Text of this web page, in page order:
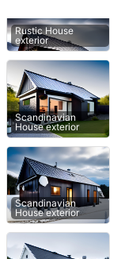
Rustic House
exterior
Scandinavian
House exterior
Scandinavian
House exterior